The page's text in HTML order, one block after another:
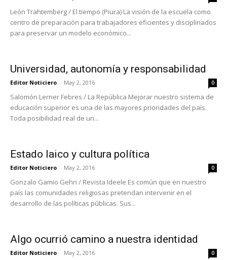
León Trahtemberg / El tiempo (Piura) La visión de la escuela como
centro de preparación para trabajadores eficientes y disciplinados
para preservar un modelo económico...
Universidad, autonomía y responsabilidad
Editor Noticiero - May 2, 2016 0
Salomón Lerner Febres / La República Mejorar nuestro sistema de
educación superior es una de las mayores prioridades del país.
Toda posibilidad real de un...
Estado laico y cultura política
Editor Noticiero - May 2, 2016 0
Gonzalo Gamio Gehri / Revista Ideele Es común que en nuestro
país las comunidades religiosas pretendan intervenir en el
desarrollo de las políticas públicas. Sus...
Algo ocurrió camino a nuestra identidad
Editor Noticiero - May 2, 2016 0